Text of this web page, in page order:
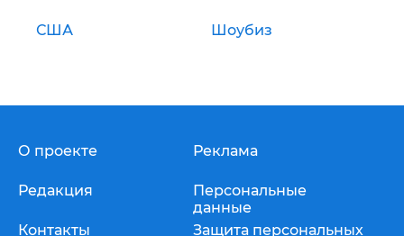
США Шоубиз
О проекте
Редакция
Контакты
Реклама
Персональные
данные
Защита персональных